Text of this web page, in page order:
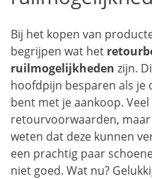
Bij het kopen van
begrijpen wat het
ruilmogelijkheden zijn.
hoofdpijn besparen als
bent met je aankoop.
retourvoorwaarden,
weten dat deze kunnen
een prachtig paar
niet goed. Wat nu?